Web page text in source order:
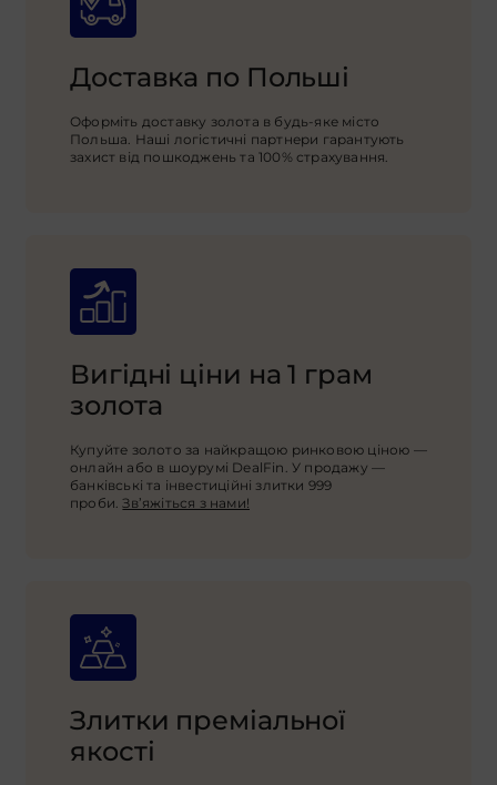
Доставка по Польші
Оформіть доставку золота в будь-яке місто
Польша. Наші логістичні партнери гарантують
захист від пошкоджень та 100% страхування.
Злитки преміальної
якості
Вигідні ціни на 1 грам
золота
Купуйте золото за найкращою ринковою ціною —
онлайн або в шоурумі DealFin. У продажу —
банківські та інвестиційні злитки 999
проби.Зв’яжіться з нами!